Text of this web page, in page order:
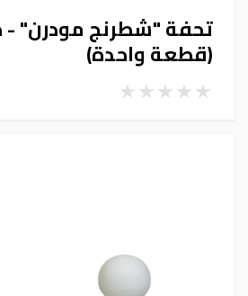
تحفة "شطرنج مودرن" -
(قطعة واحدة)